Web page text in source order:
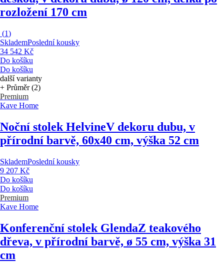
rozložení 170 cm
(1)
SklademPoslední kousky
34 542 Kč
Do košíku
Do košíku
další varianty
+ Průměr (2)
Premium
Kave Home
Noční stolek HelvineV dekoru dubu, v
přírodní barvě, 60x40 cm, výška 52 cm
SklademPoslední kousky
9 207 Kč
Do košíku
Do košíku
Premium
Kave Home
Konferenční stolek GlendaZ teakového
dřeva, v přírodní barvě, ø 55 cm, výška 31
cm